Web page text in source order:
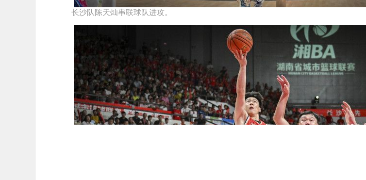
长沙队陈天灿串联球队进攻。